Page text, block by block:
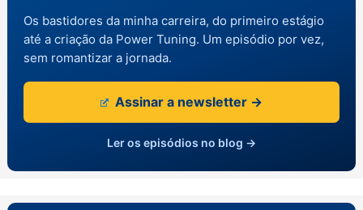
Os bastidores da minha carreira, do primeiro estágio
até a criação da Power Tuning. Um episódio por vez,
sem romantizar a jornada.
Assinar a newsletter →
Ler os episódios no blog →